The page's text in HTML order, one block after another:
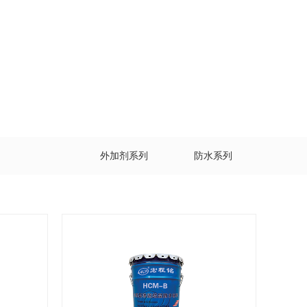
外加剂系列 防水系列